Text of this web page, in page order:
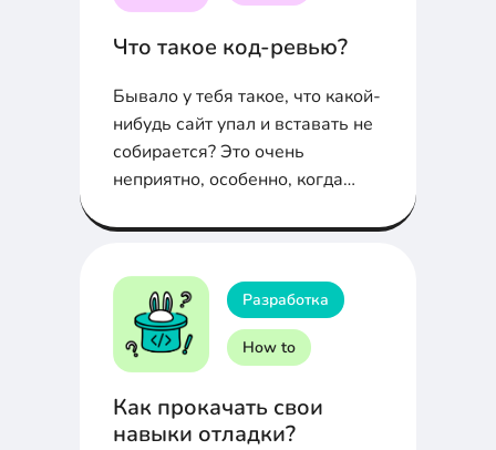
Что такое код-ревью?
Бывало у тебя такое, что какой-
нибудь сайт упал и вставать не
собирается? Это очень
неприятно, особенно, когда
встаёт. А это всё потому что
Сейчас объясним что это такое.
Разработка
How to
Как прокачать свои
навыки отладки?